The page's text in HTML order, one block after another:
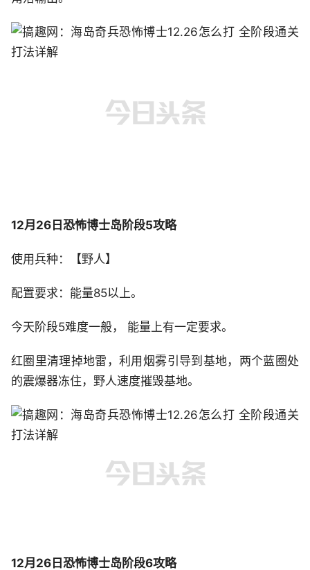
12月26日恐怖博士岛阶段5攻略
使用兵种：【野人】
配置要求：能量85以上。
今天阶段5难度一般， 能量上有一定要求。
红圈里清理掉地雷，利用烟雾引导到基地，两个蓝圈处
的震爆器冻住，野人速度摧毁基地。
12月26日恐怖博士岛阶段6攻略